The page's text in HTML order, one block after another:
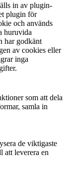
in av plugin-
plugin för
och används
huruvida
har godkänt
av cookies eller
inga
som att dela
samla in
de viktigaste
att leverera en